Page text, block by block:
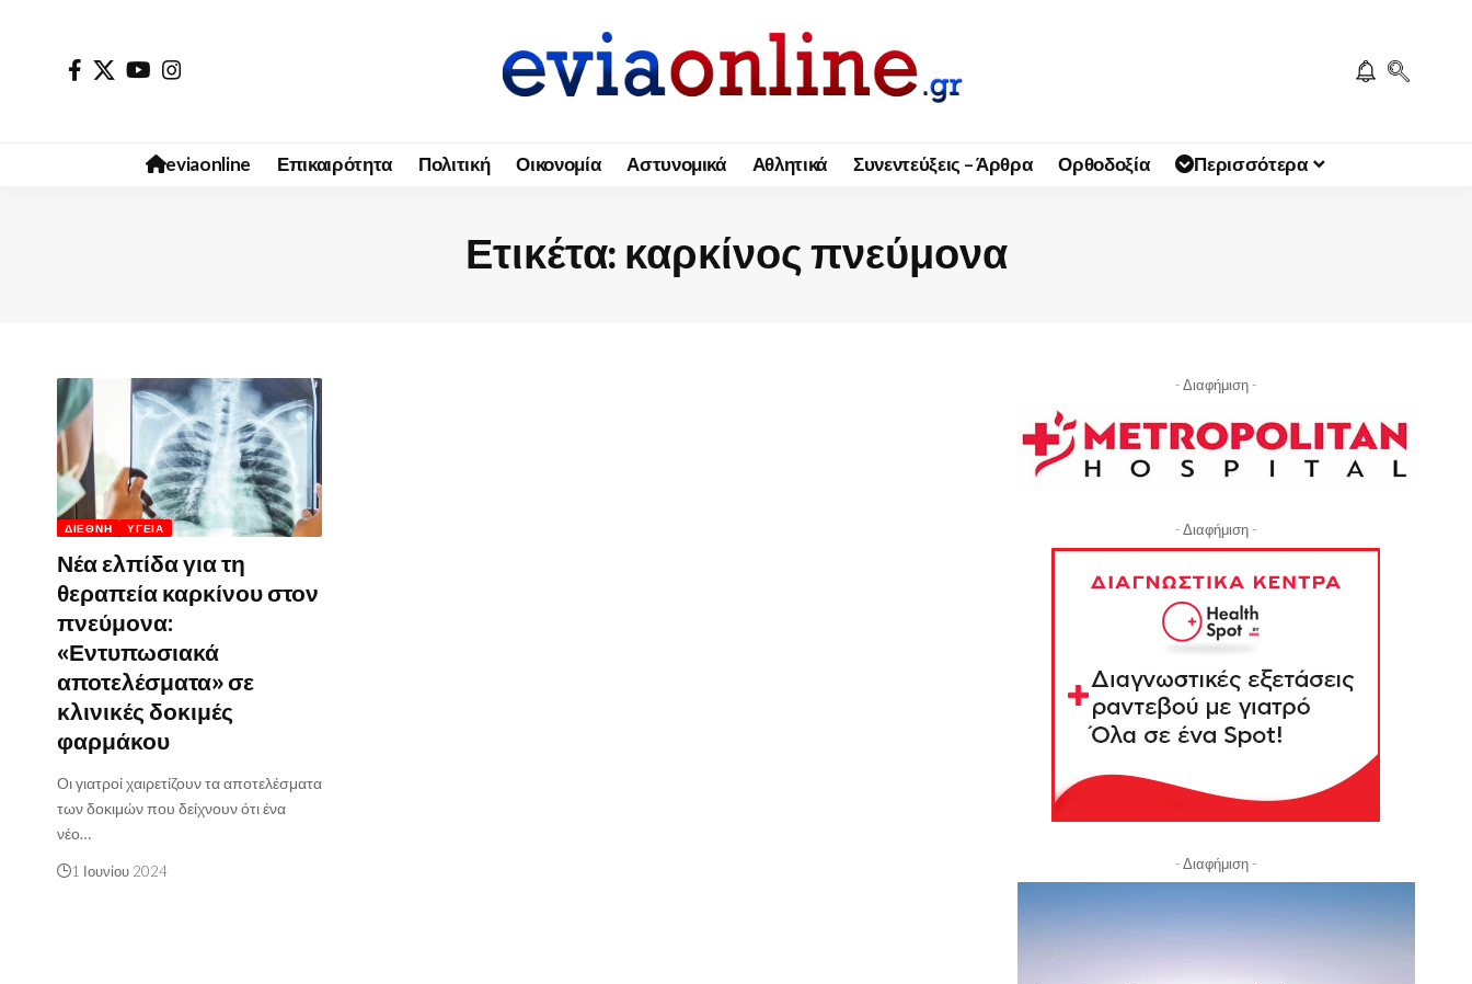
eviaonline Επικαιρότητα Πολιτική Οικονομία Αστυνομικά Αθλητικά Συνεντεύξεις – Άρθρα Ορθοδοξία Περισσότερα
Ετικέτα: καρκίνος πνεύμονα
ΔΙΕΘΝΉ ΥΓΕΊΑ
Νέα ελπίδα για τη
θεραπεία καρκίνου στον
πνεύμονα:
«Εντυπωσιακά
αποτελέσματα» σε
κλινικές δοκιμές
φαρμάκου
Οι γιατροί χαιρετίζουν τα αποτελέσματα
των δοκιμών που δείχνουν ότι ένα
νέο…
1 Ιουνίου 2024
- Διαφήμιση -
- Διαφήμιση -
- Διαφήμιση -